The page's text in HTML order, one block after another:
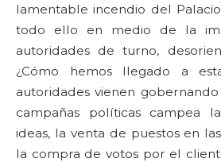
lamentable incendio del
todo ello en medio de la
autoridades de turno,
¿Cómo hemos llegado a
autoridades vienen
campañas políticas campea
ideas, la venta de puestos en
la compra de votos por el